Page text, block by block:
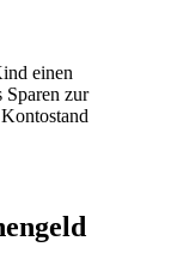
einen
Sparen zur